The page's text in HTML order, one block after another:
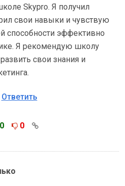
Skypro. Я получил
свои навыки и чувствую
способности эффективно
Я рекомендую школу
свои знания и
Ответить
0 0